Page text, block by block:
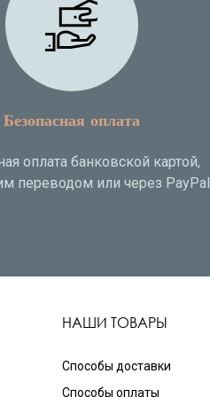
Безопасная оплата
оплата банковской картой,
переводом или через PayPal
НАШИ ТОВАРЫ
Способы доставки
Способы оплаты